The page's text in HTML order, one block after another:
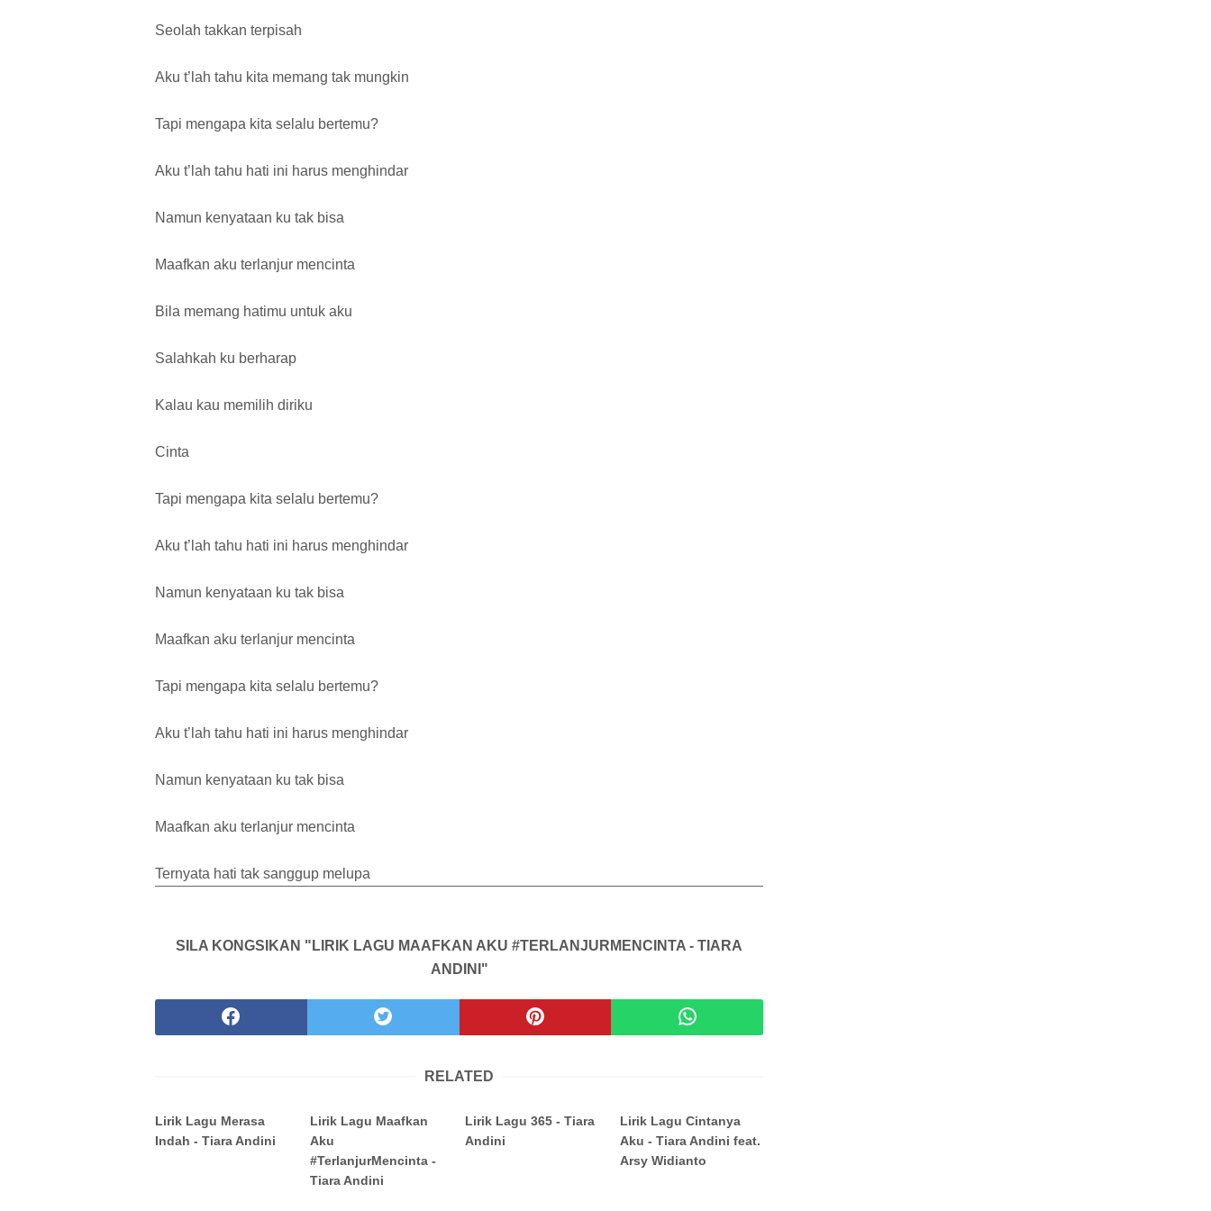
Seolah takkan terpisah
Aku t’lah tahu kita memang tak mungkin
Tapi mengapa kita selalu bertemu?
Aku t’lah tahu hati ini harus menghindar
Namun kenyataan ku tak bisa
Maafkan aku terlanjur mencinta
Bila memang hatimu untuk aku
Salahkah ku berharap
Kalau kau memilih diriku
Cinta
Tapi mengapa kita selalu bertemu?
Aku t’lah tahu hati ini harus menghindar
Namun kenyataan ku tak bisa
Maafkan aku terlanjur mencinta
Tapi mengapa kita selalu bertemu?
Aku t’lah tahu hati ini harus menghindar
Namun kenyataan ku tak bisa
Maafkan aku terlanjur mencinta
Ternyata hati tak sanggup melupa
SILA KONGSIKAN "LIRIK LAGU MAAFKAN AKU #TERLANJURMENCINTA - TIARA
ANDINI"
RELATED
Lirik Lagu Merasa
Indah - Tiara Andini
Lirik Lagu Maafkan
Aku
#TerlanjurMencinta -
Tiara Andini
Lirik Lagu 365 - Tiara
Andini
Lirik Lagu Cintanya
Aku - Tiara Andini feat.
Arsy Widianto